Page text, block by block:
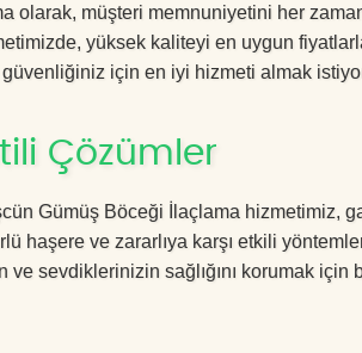
olarak, müşteri memnuniyetini her
yüksek kaliteyi en uygun
güvenliğiniz için en iyi hizmeti almak
Çözümler
Gümüş Böceği İlaçlama hizmetimiz,
haşere ve zararlıya karşı etkili
ve sevdiklerinizin sağlığını korumak